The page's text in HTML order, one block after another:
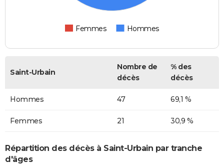
Femmes Hommes
Saint-Urbain
Nombre de
décès
% des
décès
Hommes 47 69,1 %
Femmes 21 30,9 %
Répartition des décès à Saint-Urbain par tranche
d'âges